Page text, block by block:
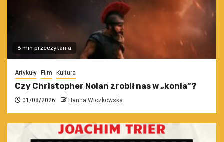
6 min przeczytania
Artykuły Film Kultura
Czy Christopher Nolan zrobił nas w „konia”?
01/08/2026 Hanna Wiczkowska